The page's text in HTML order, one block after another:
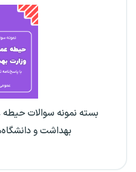
بسته نمونه سوالات حیطه
بهداشت و